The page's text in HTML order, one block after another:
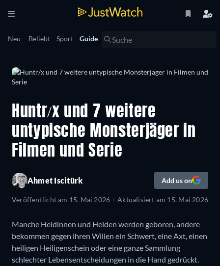
Neu Beliebt Sport Guide
Huntr/x und 7 weitere
untypische Monsterjäger in
Filmen und Serie
Ahmet Iscitürk Add us on
Veröffentlicht am 15. Mai 2026 Aktualisiert am 15. Mai 2026
Manche Heldinnen und Helden werden geboren, andere
bekommen gegen ihren Willen ein Schwert, eine Axt, einen
heiligen Heiligenschein oder eine ganze Sammlung
schlechter Lebensentscheidungen in die Hand gedrückt.